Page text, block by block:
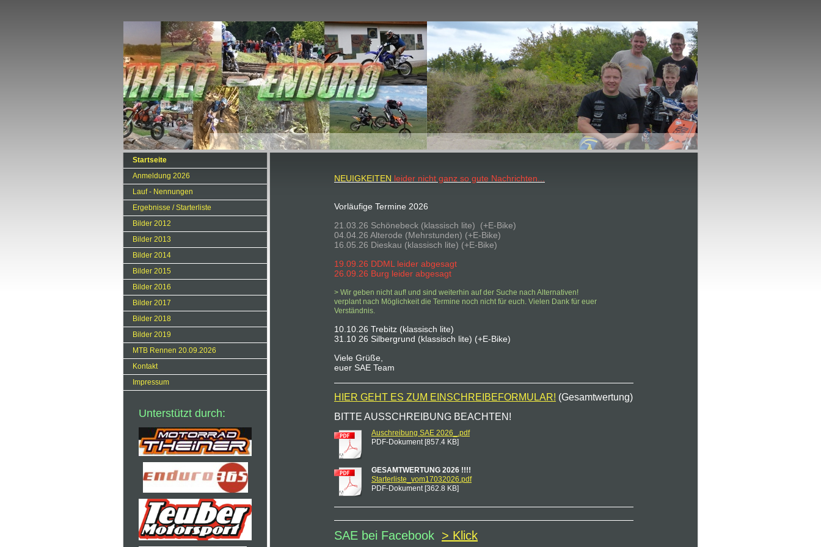
Startseite
Anmeldung 2026
Lauf - Nennungen
Ergebnisse / Starterliste
Bilder 2012
Bilder 2013
Bilder 2014
Bilder 2015
Bilder 2016
Bilder 2017
Bilder 2018
Bilder 2019
MTB Rennen 20.09.2026
Kontakt
Impressum
Unterstützt durch:
NEUIGKEITEN leider nicht ganz so gute Nachrichten...
Vorläufige Termine 2026
21.03.26 Schönebeck (klassisch lite) (+E-Bike)
04.04.26 Alterode (Mehrstunden) (+E-Bike)
16.05.26 Dieskau (klassisch lite) (+E-Bike)
19.09.26 DDML leider abgesagt
26.09.26 Burg leider abgesagt
> Wir geben nicht auf! und sind weiterhin auf der Suche nach Alternativen!
verplant nach Möglichkeit die Termine noch nicht für euch. Vielen Dank für euer
Verständnis.
10.10.26 Trebitz (klassisch lite)
31.10 26 Silbergrund (klassisch lite) (+E-Bike)
Viele Grüße,
euer SAE Team
HIER GEHT ES ZUM EINSCHREIBEFORMULAR! (Gesamtwertung)
BITTE AUSSCHREIBUNG BEACHTEN!
Auschreibung SAE 2026_.pdf
PDF-Dokument [857.4 KB]
GESAMTWERTUNG 2026 !!!!
Starterliste_vom17032026.pdf
PDF-Dokument [362.8 KB]
SAE bei Facebook > Klick